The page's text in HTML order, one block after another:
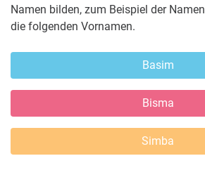
Namen bilden, zum Beispiel der Namen
die folgenden Vornamen.
Basim
Bisma
Simba